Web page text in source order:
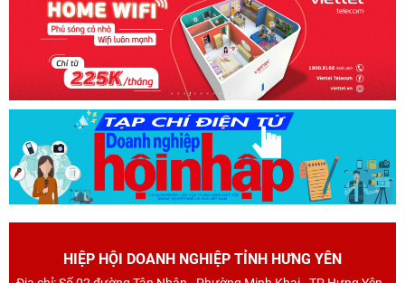
HIỆP HỘI DOANH NGHIỆP TỈNH HƯNG YÊN